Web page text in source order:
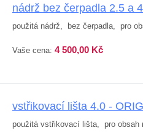
nádrž bez čerpadla 2.5 a
použitá nádrž, bez čerpadla, pro
Vaše cena: 4 500,00 Kč
vstřikovací lišta 4.0 -
použitá vstřikovací lišta, pro obsah